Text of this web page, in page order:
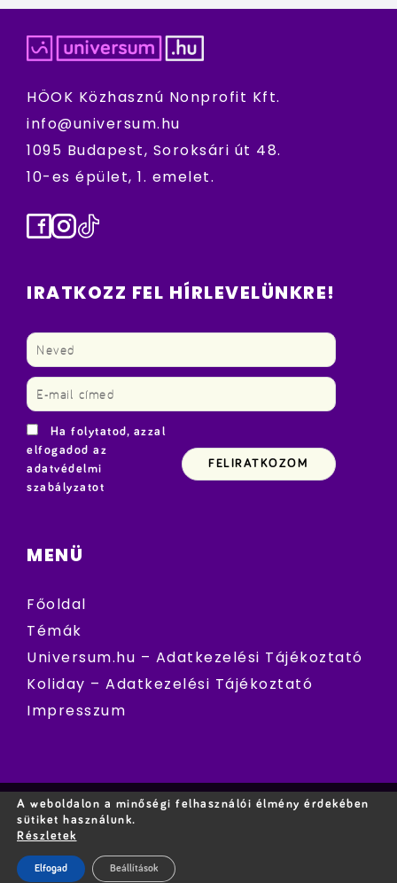
HÖOK Közhasznú Nonprofit Kft.
info@universum.hu
1095 Budapest, Soroksári út 48.
10-es épület, 1. emelet.
Facebook
Instagram
TikTok
IRATKOZZ FEL HÍRLEVELÜNKRE!
Ha folytatod, azzal
elfogadod az
adatvédelmi
szabályzatot
MENÜ
Főoldal
Témák
Universum.hu – Adatkezelési Tájékoztató
Koliday – Adatkezelési Tájékoztató
Impresszum
A weboldalon a minőségi felhasználói élmény érdekében
sütiket használunk.
Részletek
Elfogad Beállítások